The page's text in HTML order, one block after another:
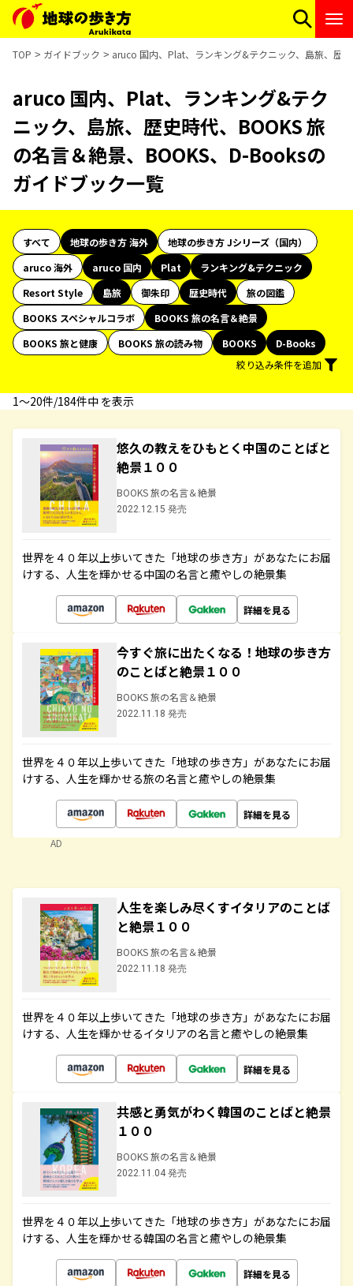
TOP ガイドブック aruco 国内、Plat、ランキング&テクニック、島旅、歴
aruco 国内、Plat、ランキング&テク
ニック、島旅、歴史時代、BOOKS 旅
の名言＆絶景、BOOKS、D-Booksの
ガイドブック一覧
すべて 地球の歩き方 海外
地球の歩き方 Jシリーズ（国内）
aruco 海外
aruco 国内 Plat
ランキング&テクニック
Resort Style
島旅 御朱印 歴史時代
旅の図鑑
BOOKS スペシャルコラボ
BOOKS 旅の名言＆絶景
BOOKS 旅と健康
BOOKS 旅の読み物 BOOKS
D-Books
絞り込み条件を追加
1〜20件/184件中 を表示
悠久の教えをひもとく中国のことばと
絶景１００
BOOKS 旅の名言＆絶景
2022.12.15 発売
世界を４０年以上歩いてきた「地球の歩き方」があなたにお届
けする、人生を輝かせる中国の名言と癒やしの絶景集
詳細を見る
今すぐ旅に出たくなる！地球の歩き方
のことばと絶景１００
BOOKS 旅の名言＆絶景
2022.11.18 発売
世界を４０年以上歩いてきた「地球の歩き方」があなたにお届
けする、人生を輝かせる旅の名言と癒やしの絶景集
詳細を見る
AD
人生を楽しみ尽くすイタリアのことば
と絶景１００
BOOKS 旅の名言＆絶景
2022.11.18 発売
世界を４０年以上歩いてきた「地球の歩き方」があなたにお届
けする、人生を輝かせるイタリアの名言と癒やしの絶景集
詳細を見る
共感と勇気がわく韓国のことばと絶景
１００
BOOKS 旅の名言＆絶景
2022.11.04 発売
世界を４０年以上歩いてきた「地球の歩き方」があなたにお届
けする、人生を輝かせる韓国の名言と癒やしの絶景集
詳細を見る